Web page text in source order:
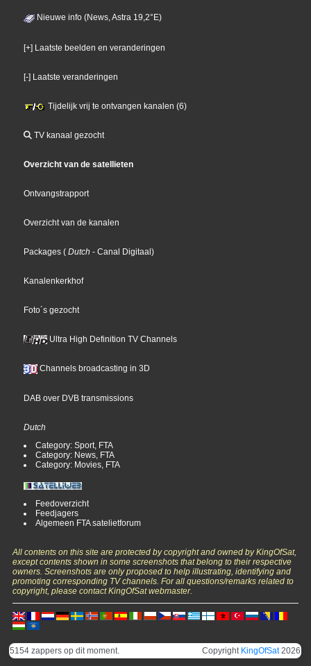
Nieuwe info (News, Astra 19,2°E)
[+] Laatste beelden en veranderingen
[-] Laatste veranderingen
Tijdelijk vrij te ontvangen kanalen (6)
TV kanaal gezocht
Overzicht van de satellieten
Ontvangstrapport
Overzicht van de kanalen
Packages ( Dutch - Canal Digitaal)
Kanalenkerkhof
Foto´s gezocht
Ultra High Definition TV Channels
Channels broadcasting in 3D
DAB over DVB transmissions
Dutch
Category: Sport, FTA
Category: News, FTA
Category: Movies, FTA
Feedoverzicht
Feedjagers
Algemeen FTA satelietforum
All contents on this site are protected by copyright and owned by KingOfSat,
except contents shown in some screenshots that belong to their respective
owners. Screenshots are only proposed to help illustrating, identifying and
promoting corresponding TV channels. For all questions/remarks related to
copyright, please contact KingOfSat webmaster.
5154 zappers op dit moment. Copyright KingOfSat2026